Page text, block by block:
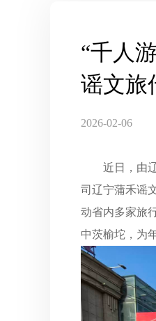
“千人
谣文旅
2026-02-06
近日，由
司辽宁蒲禾谣
动省内多家旅
中茨榆坨，为